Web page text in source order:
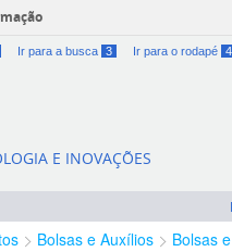
Ir para a busca 3 Ir para o rodapé 4
E INOVAÇÕES
Bolsas e Auxílios Bolsas